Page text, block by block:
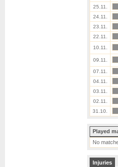
25.11.
24.11.
23.11.
22.11.
10.11.
09.11.
07.11.
04.11.
03.11.
02.11.
31.10.
Played
No
Injuries